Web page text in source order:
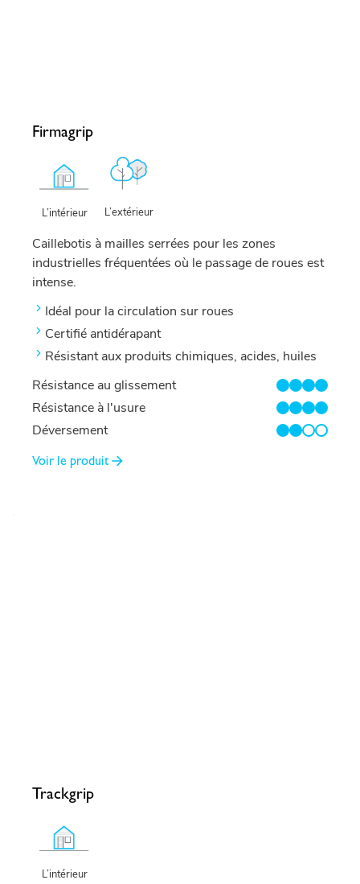
Firmagrip
L’intérieur L’extérieur
Caillebotis à mailles serrées pour les zones
industrielles fréquentées où le passage de roues est
intense.
Idéal pour la circulation sur roues
Certifié antidérapant
Résistant aux produits chimiques, acides, huiles
Résistance au glissement
4/4
Résistance à l'usure
4/4
Déversement
2/4
Voir le produit
Trackgrip
L’intérieur